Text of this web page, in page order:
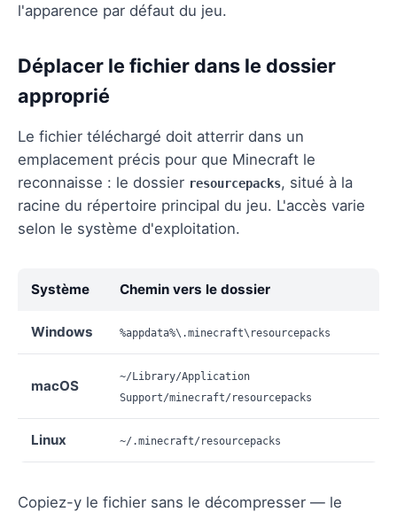
l'apparence par défaut du jeu.
Déplacer le fichier dans le dossier
approprié
Le fichier téléchargé doit atterrir dans un
emplacement précis pour que Minecraft le
reconnaisse : le dossier resourcepacks, situé à la
racine du répertoire principal du jeu. L'accès varie
selon le système d'exploitation.
Système Chemin vers le dossier
Windows %appdata%\.minecraft\resourcepacks
macOS
~/Library/Application
Support/minecraft/resourcepacks
Linux ~/.minecraft/resourcepacks
Copiez-y le fichier sans le décompresser — le